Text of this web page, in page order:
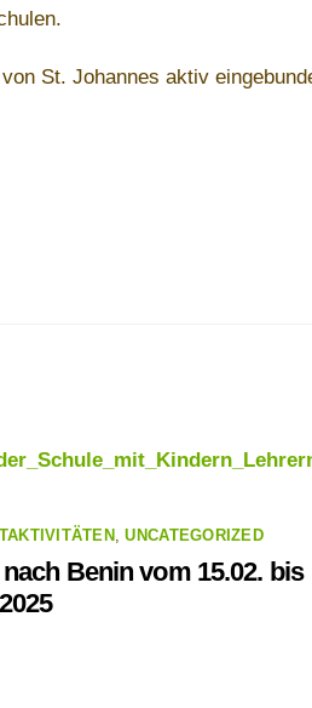
St. Johannes aktiv
,UNCATEGORIZED
Benin vom 15.02. bis